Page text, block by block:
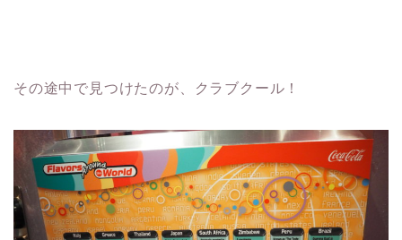
その途中で見つけたのが、クラブクール！